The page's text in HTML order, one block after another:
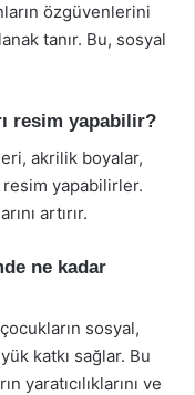
özgüvenlerini
tanır. Bu, sosyal
resim yapabilir?
akrilik boyalar,
yapabilirler.
artırır.
ne kadar
sosyal,
katkı sağlar. Bu
yaratıcılıklarını ve